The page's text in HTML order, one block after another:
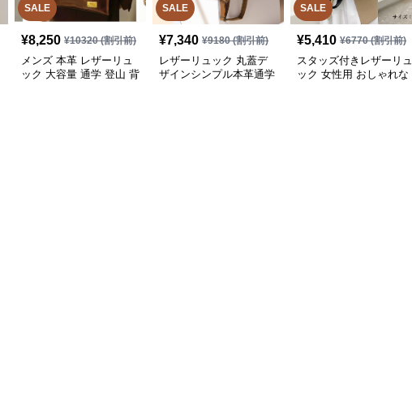
SALE
¥8,250 ¥10320(割引前)
メンズ 本革 レザーリュ
ック 大容量 通学 登山 背
SALE
¥7,340 ¥9180(割引前)
レザーリュック 丸蓋デ
ザインシンプル本革通学
SALE
¥5,410 ¥6770(割引前)
スタッズ付きレザーリュ
ック 女性用 おしゃれな